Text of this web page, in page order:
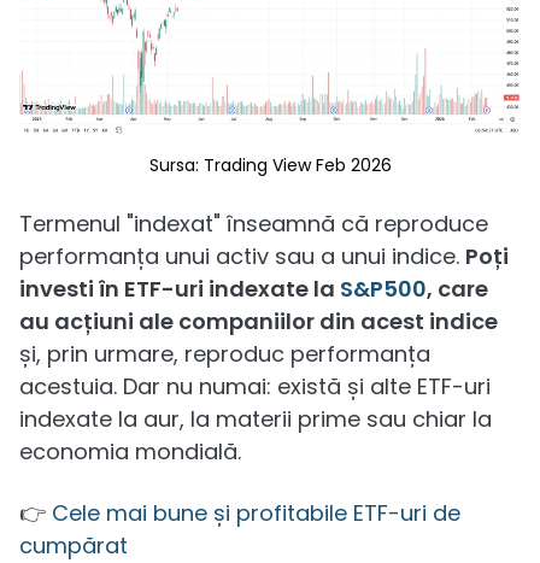
Sursa: Trading View Feb 2026
Termenul "indexat" înseamnă că reproduce
performanța unui activ sau a unui indice. Poți
investi în ETF-uri indexate la S&P500, care
au acțiuni ale companiilor din acest indice
și, prin urmare, reproduc performanța
acestuia. Dar nu numai: există și alte ETF-uri
indexate la aur, la materii prime sau chiar la
economia mondială.
👉 Cele mai bune și profitabile ETF-uri de
cumpărat